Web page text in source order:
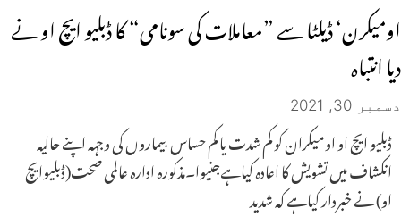
اومیکرن‘ ڈیلٹا سے ”معاملات کی سونامی“ کا ڈبلیو ایچ او نے
دیا انتباہ
دسمبر 30, 2021
ڈبلیو ایچ او اومیکران کو کم شدت یا کم حساس بیماروں کی وجہہ اپنے حالیہ
انکشاف میں تشویش کا اعادہ کیاہےجنیوا۔مذکورہ ادارہ عالمی صحت(ڈبلیوایچ
او) نے خبردار کیاہے کہ شدید